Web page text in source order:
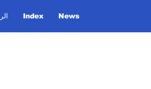
Index News